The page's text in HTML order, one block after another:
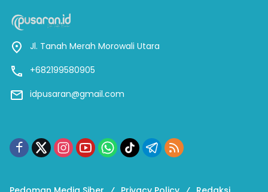
Jl. Tanah Merah Morowali Utara
+682199580905
idpusaran@gmail.com